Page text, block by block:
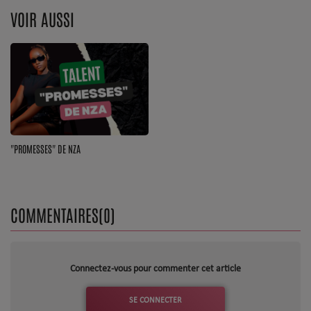
Top Soul Addict
Wiki RnB
SOUL ADDICT RADIO
Grille des programmes
Titres diffusés
MY SOUL ADDICT
L'équipe Soul Addict
VOIR AUSSI
"PROMESSES" DE NZA
COMMENTAIRES(0)
Connectez-vous pour commenter cet article
SE CONNECTER